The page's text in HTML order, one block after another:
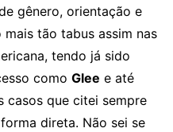
gênero, orientação e
tão tabus assim nas
tendo já sido
como Glee e até
casos que citei sempre
direta. Não sei se